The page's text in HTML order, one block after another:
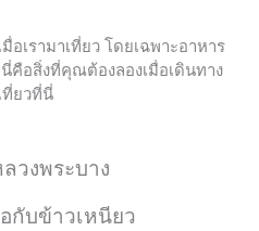
อเรามาเที่ยว โดยเฉพาะอาหาร
อสิ่งที่คุณต้องลองเมื่อเดินทาง
ที่ยวที่นี่
วงพระบาง
กับข้าวเหนียว